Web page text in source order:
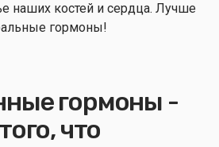
наших костей и сердца. Лучше
гормоны!
гормоны -
что